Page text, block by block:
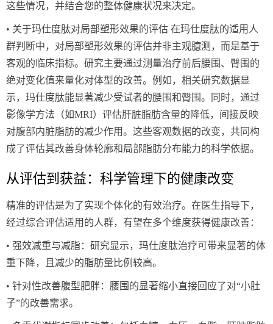
这些情况，并结合您的整体健康状况来决定。
• 关于玛仕度肽对局部塑形效果的评估 在玛仕度肽的适用人
群判断中，对局部塑形效果的评估并非主观臆测，而是基于
客观的临床指标。研究主要通过测量治疗前后腰围、臀围的
绝对变化值来量化对体型的改善。例如，相关研究数据显
示，玛仕度肽能显著减少受试者的腰围和臀围。同时，通过
影像学方法（如MRI）评估肝脏脂肪含量的降低，间接反映
对腹部内脏脂肪的减少作用。这些客观数据的改变，共同构
成了评估其改善身体轮廓和局部脂肪分布能力的科学依据。
从评估到获益：科学管理下的健康改变
精准的评估是为了实现个体化的有效治疗。在医生指导下，
经过综合评估适用的人群，有望在多个维度获得健康改善：
• 强效减重与减脂：研究显示，玛仕度肽治疗可带来显著的体
重下降，且减少的脂肪量比例较高。
• 针对性改善腹型肥胖：腰围的显著缩小直接回应了对“小肚
子”的改善需求。